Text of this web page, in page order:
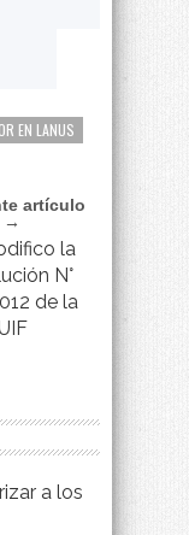
EN LANUS
artículo
→
la
N°
de la
a los